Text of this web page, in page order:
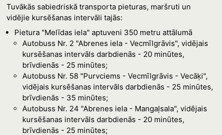
Tuvākās sabiedriskā transporta pieturas, maršruti un
vidējie kursēšanas intervāli tajās:
Pietura "Melīdas iela" aptuveni 350 metru attālumā
Autobuss Nr. 2 "Abrenes iela - Vecmīlgrāvis", vidējais
kursēšanas intervāls darbdienās - 20 minūtes,
brīvdienās - 25 minūtes;
Autobuss Nr. 58 "Purvciems - Vecmīlgrāvis - Vecāķi",
vidējais kursēšanas intervāls darbdienās - 25 minūtes,
brīvdienās - 35 minūtes;
Autobuss Nr. 24 "Abrenes iela - Mangaļsala", vidējais
kursēšanas intervāls darbdienās - 20 minūtes,
brīvdienās - 25 minūtes;